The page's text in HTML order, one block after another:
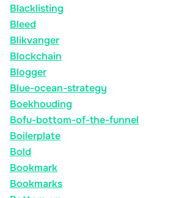
Blacklisting
Bleed
Blikvanger
Blockchain
Blogger
Blue-ocean-strategy
Boekhouding
Bofu-bottom-of-the-funnel
Boilerplate
Bold
Bookmark
Bookmarks